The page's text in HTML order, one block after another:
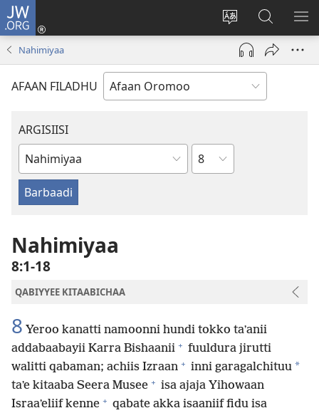
JW.ORG
Afaan
weebsaayitii
jijjiiri
Gali
(opens
window)
JW.ORG
Irraa
Barbaadi
Nahimiyaa
AFAAN FILADHU
ARGISIISI
Kitaaba
Kitaaba
Qulqulluu
Boqonnaa
Nahimiyaa
8:1-18
QABIYYEE KITAABICHAA
8 Yeroo kanatti namoonni hundi tokko taʼanii
addabaabayii Karra Bishaanii + fuuldura jirutti
walitti qabaman; achiis Izraan + inni garagalchituu *
taʼe kitaaba Seera Musee + isa ajaja Yihowaan
Israaʼeliif kenne + qabate akka isaaniif fidu isa